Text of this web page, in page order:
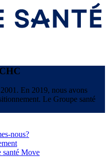
En 2019, nous avons
Le Groupe santé
nous?
santé Move